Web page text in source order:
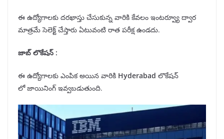
ఈ ఉద్యోగాలకు దరఖాస్తు చేసుకున్న వారికి కేవలం ఇంటర్వ్యూ ద్వార
మాత్రమే సెలెక్ట్ చేస్తారు ఏటువంటి రాత పరీక్ష ఉండదు.
జాబ్ లొకేషన్ :
ఈ ఉద్యోగాలకు ఎంపిక అయిన వారికి Hyderabad లొకేషన్
లో జాయినింగ్ ఇవ్వబడుతుంది.